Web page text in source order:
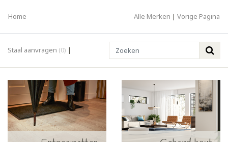
Home Alle Merken | Vorige Pagina
Staal aanvragen (0) | Search